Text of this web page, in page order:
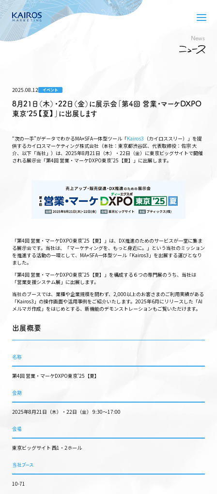
News
2025.08.12 イベント
8月21日（木）・22日（金）に展示会「第4回 営業・マーケDXPO
東京’25【夏】」に出展します
“次の一手”がデータでわかるMA+SFA一体型ツール「Kairos3 （カイロススリー）」を提
供するカイロスマーケティング株式会社（本社：東京都渋谷区、代表取締役：佐宗 大
介、以下「当社」）は、2025年8月21日（木）・22日（金）に東京ビッグサイトで開催
される展示会「第4回 営業・マーケDXPO東京’25【夏】」に出展します。
「第4回 営業・マーケDXPO東京’25【夏】」は、DX推進のためのサービスが一堂に集ま
る展示会です。当社は、「マーケティングを、もっと身近に。」という当社のミッション
を推進する活動の一環として、MA+SFA一体型ツール「Kairos3」を出展する運びとなり
ました。
「第4回 営業・マーケDXPO東京’25【夏】」を構成する６つの専門展のうち、当社は
「営業支援システム展」に出展します。
当社のブースでは、業種や企業規模を問わず、2,000以上のお客さまのご利用実績がある
「Kairos3」の操作画面や活用事例をご紹介いたします。2025年6月にリリースした「AI
メルマガ作成」をはじめとする、新機能のデモンストレーションもご覧いただけます。
出展概要
名称
第4回 営業・マーケDXPO東京’25【夏】
会期
2025年8月21日（木）・22日（金） 9:30～17:00
会場
東京ビッグサイト 西1・2ホール
当社ブース
10-71